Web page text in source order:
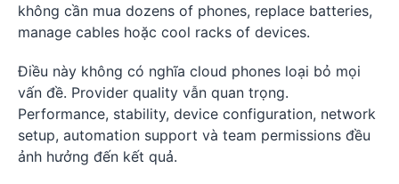
không cần mua dozens of phones, replace batteries,
manage cables hoặc cool racks of devices.
Điều này không có nghĩa cloud phones loại bỏ mọi
vấn đề. Provider quality vẫn quan trọng.
Performance, stability, device configuration, network
setup, automation support và team permissions đều
ảnh hưởng đến kết quả.